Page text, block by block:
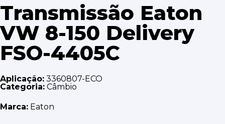
Transmissão Eaton
VW 8-150 Delivery
FSO-4405C
Aplicação: 3360807-ECO
Categoria: Câmbio
Marca: Eaton